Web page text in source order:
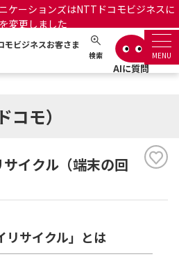
ケーションズはNTTドコモビジネスに
変更しました
モビジネスお客さま
検索 MENU
さまサポート 日本語 English
工事・故障情報通知サー
ビス
モ）
イクル（端末の回
リサイクル」とは